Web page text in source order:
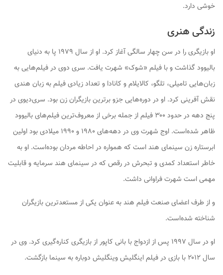
خوشی دارد.
زندگی هنری
او بازیگری را در سن چهار سالگی آغاز کرد. او از سال ۱۹۷۹ پا به دنیای
بالیوود گذاشت و با فیلم «شوک» شهرت یافت. سری دوی در فیلم‌هایی به
زبان‌هایی تامیلی، تلگو، کالایلام و کانادا و تعداد زیادی فیلم به زبان هندی
نقش آفرینی کرد. او در دوره‌هایی جزو برترین بازیگران زن بود. سری‌دیوی در
پنج دهه در حدود ۳۰۰ فیلم از جمله برخی از معروف‌ترین فیلم‌های بالیوود
ظاهر شده‌است. اوج شهرت وی در دهه‌های ۱۹۸۰ و ۱۹۹۰ میلادی بود اولین
ابرستاره زن سینمای هند است که همواره در احاطه مردان بوده‌است. او به
خاطر استعداد کمدی و تبحرش در رقص که در سینمای هند سرمایه و قابلیت
مهمی است شهرت فراوانی داشت.
و از طرف اعضای صنعت فیلم هند به عنوان یکی از مستعدترین بازیگران
شناخته شده‌است.
او در سال ۱۹۹۷ پس از ازدواج با بانی کاپور از بازیگری کناره‌گیری کرد. وی در
سال ۲۰۱۲ با بازی در فیلم اینگلیش وینگلیش دوباره به سینما بازگشت.